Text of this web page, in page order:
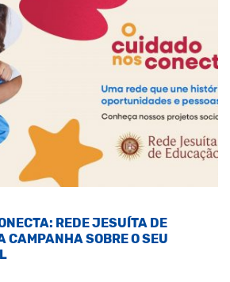
REDE JESUÍTA DE
CAMPANHA SOBRE O SEU